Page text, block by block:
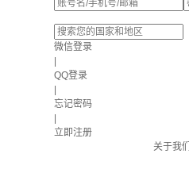
微信登录
QQ登录
忘记密码
立即注册
关于我们